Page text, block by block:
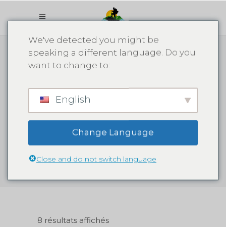
Randonnée
à cheval vers
les chutes
d'eau
8 résultats affichés
We've detected you might be
speaking a different language. Do you
want to change to:
English
Change Language
Close and do not switch language